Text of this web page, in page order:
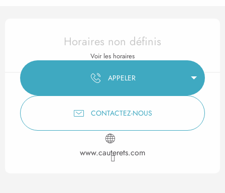
Ouverture et coordonnées
Horaires non définis
Voir les horaires
APPELER
CONTACTEZ-NOUS
www.cauterets.com